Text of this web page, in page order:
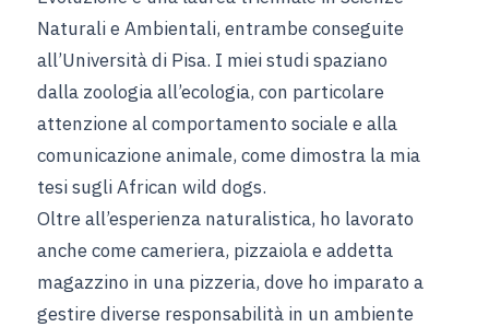
Naturali e Ambientali, entrambe conseguite
all’Università di Pisa. I miei studi spaziano
dalla zoologia all’ecologia, con particolare
attenzione al comportamento sociale e alla
comunicazione animale, come dimostra la mia
tesi sugli African wild dogs.
Oltre all’esperienza naturalistica, ho lavorato
anche come cameriera, pizzaiola e addetta
magazzino in una pizzeria, dove ho imparato a
gestire diverse responsabilità in un ambiente